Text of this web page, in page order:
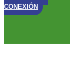
CONEXIÓN